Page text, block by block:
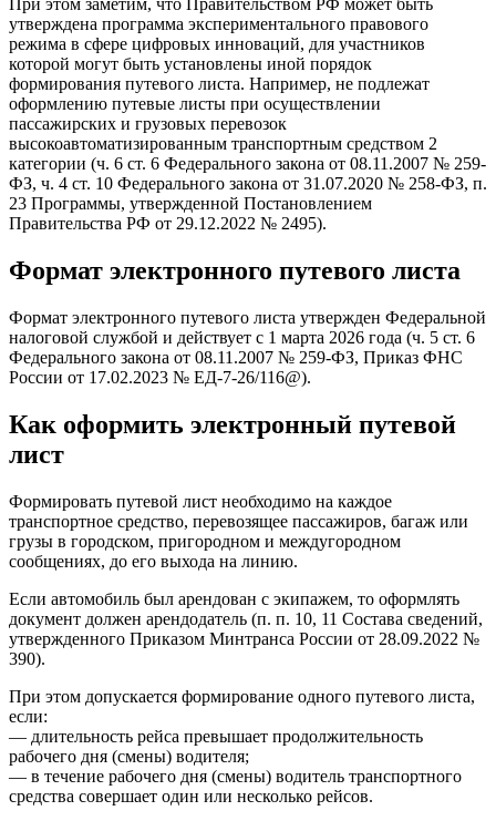
При этом заметим, что Правительством РФ может быть
утверждена программа экспериментального правового
режима в сфере цифровых инноваций, для участников
которой могут быть установлены иной порядок
формирования путевого листа. Например, не подлежат
оформлению путевые листы при осуществлении
пассажирских и грузовых перевозок
высокоавтоматизированным транспортным средством 2
категории (ч. 6 ст. 6 Федерального закона от 08.11.2007 № 259-
ФЗ, ч. 4 ст. 10 Федерального закона от 31.07.2020 № 258-ФЗ, п.
23 Программы, утвержденной Постановлением
Правительства РФ от 29.12.2022 № 2495).
Формат электронного путевого листа
Формат электронного путевого листа утвержден Федеральной
налоговой службой и действует с 1 марта 2026 года (ч. 5 ст. 6
Федерального закона от 08.11.2007 № 259-ФЗ, Приказ ФНС
России от 17.02.2023 № ЕД-7-26/116@).
Как оформить электронный путевой
лист
Формировать путевой лист необходимо на каждое
транспортное средство, перевозящее пассажиров, багаж или
грузы в городском, пригородном и междугородном
сообщениях, до его выхода на линию.
Если автомобиль был арендован с экипажем, то оформлять
документ должен арендодатель (п. п. 10, 11 Состава сведений,
утвержденного Приказом Минтранса России от 28.09.2022 №
390).
При этом допускается формирование одного путевого листа,
если:
— длительность рейса превышает продолжительность
рабочего дня (смены) водителя;
— в течение рабочего дня (смены) водитель транспортного
средства совершает один или несколько рейсов.